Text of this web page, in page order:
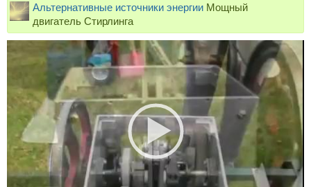
Альтернативные источники энергии Мощный
двигатель Стирлинга